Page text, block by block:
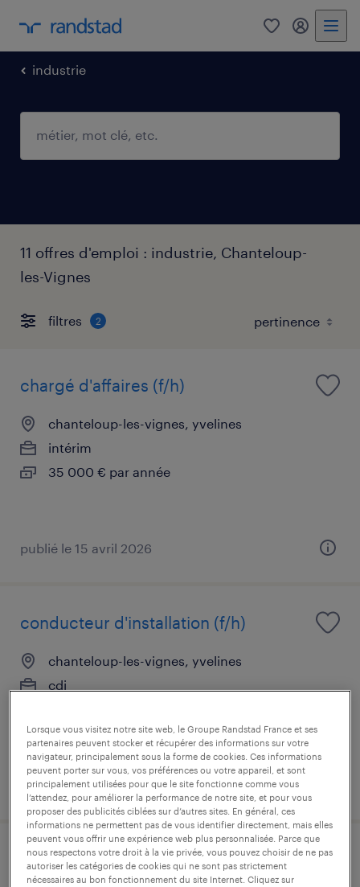
0 mon
industrie
11 offres d'emploi : industrie, Chanteloup-
les-Vignes
filtres 2
chargé d'affaires (f/h)
chanteloup-les-vignes, yvelines
intérim
35 000 € par année
publié le 15 avril 2026
conducteur d'installation (f/h)
chanteloup-les-vignes, yvelines
cdi
publié le 4 juin 2026
technicien de maintenance (f/h)
Lorsque vous visitez notre site web, le Groupe Randstad France et ses
partenaires peuvent stocker et récupérer des informations sur votre
navigateur, principalement sous la forme de cookies. Ces informations
peuvent porter sur vous, vos préférences ou votre appareil, et sont
principalement utilisées pour que le site fonctionne comme vous
l’attendez, pour améliorer la performance de notre site, et pour vous
proposer des publicités ciblées sur d’autres sites. En général, ces
informations ne permettent pas de vous identifier directement, mais elles
peuvent vous offrir une expérience web plus personnalisée. Parce que
nous respectons votre droit à la vie privée, vous pouvez choisir de ne pas
autoriser les catégories de cookies qui ne sont pas strictement
nécessaires au bon fonctionnement du site Internet. Cliquez sur